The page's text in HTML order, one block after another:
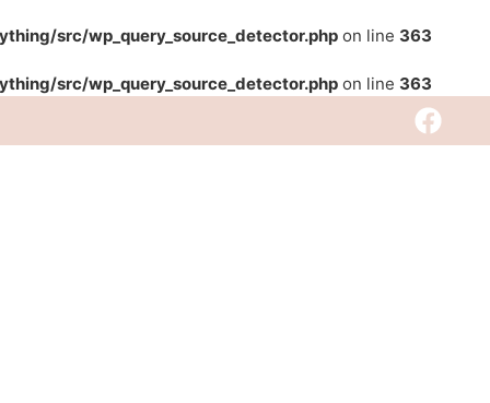
src/wp_query_source_detector.php on line 363
src/wp_query_source_detector.php on line 363